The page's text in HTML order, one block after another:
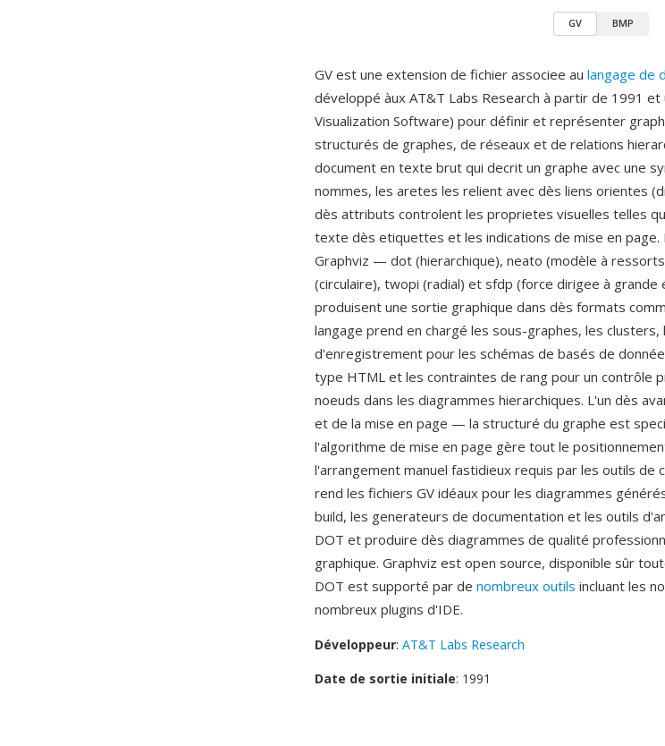
GV BMP
GV est une extension de fichier associee au langage de
développé àux AT&T Labs Research à partir de 1991
Visualization Software) pour définir et représenter
structurés de graphes, de réseaux et de relations
document en texte brut qui decrit un graphe avec une
nommes, les aretes les relient avec dès liens orientes
dès attributs controlent les proprietes visuelles telles
texte dès etiquettes et les indications de mise en page.
Graphviz — dot (hierarchique), neato (modèle à
(circulaire), twopi (radial) et sfdp (force dirigee à
produisent une sortie graphique dans dès formats
langage prend en chargé les sous-graphes, les
d'enregistrement pour les schémas de basés de
type HTML et les contraintes de rang pour un contrôle
noeuds dans les diagrammes hierarchiques. L'un dès
et de la mise en page — la structuré du graphe est
l'algorithme de mise en page gère tout le
l'arrangement manuel fastidieux requis par les outils de
rend les fichiers GV idéaux pour les diagrammes
build, les generateurs de documentation et les outils
DOT et produire dès diagrammes de qualité
graphique. Graphviz est open source, disponible sûr
DOT est supporté par de nombreux outils incluant les
nombreux plugins d'IDE.
Développeur: AT&T Labs Research
Date de sortie initiale: 1991